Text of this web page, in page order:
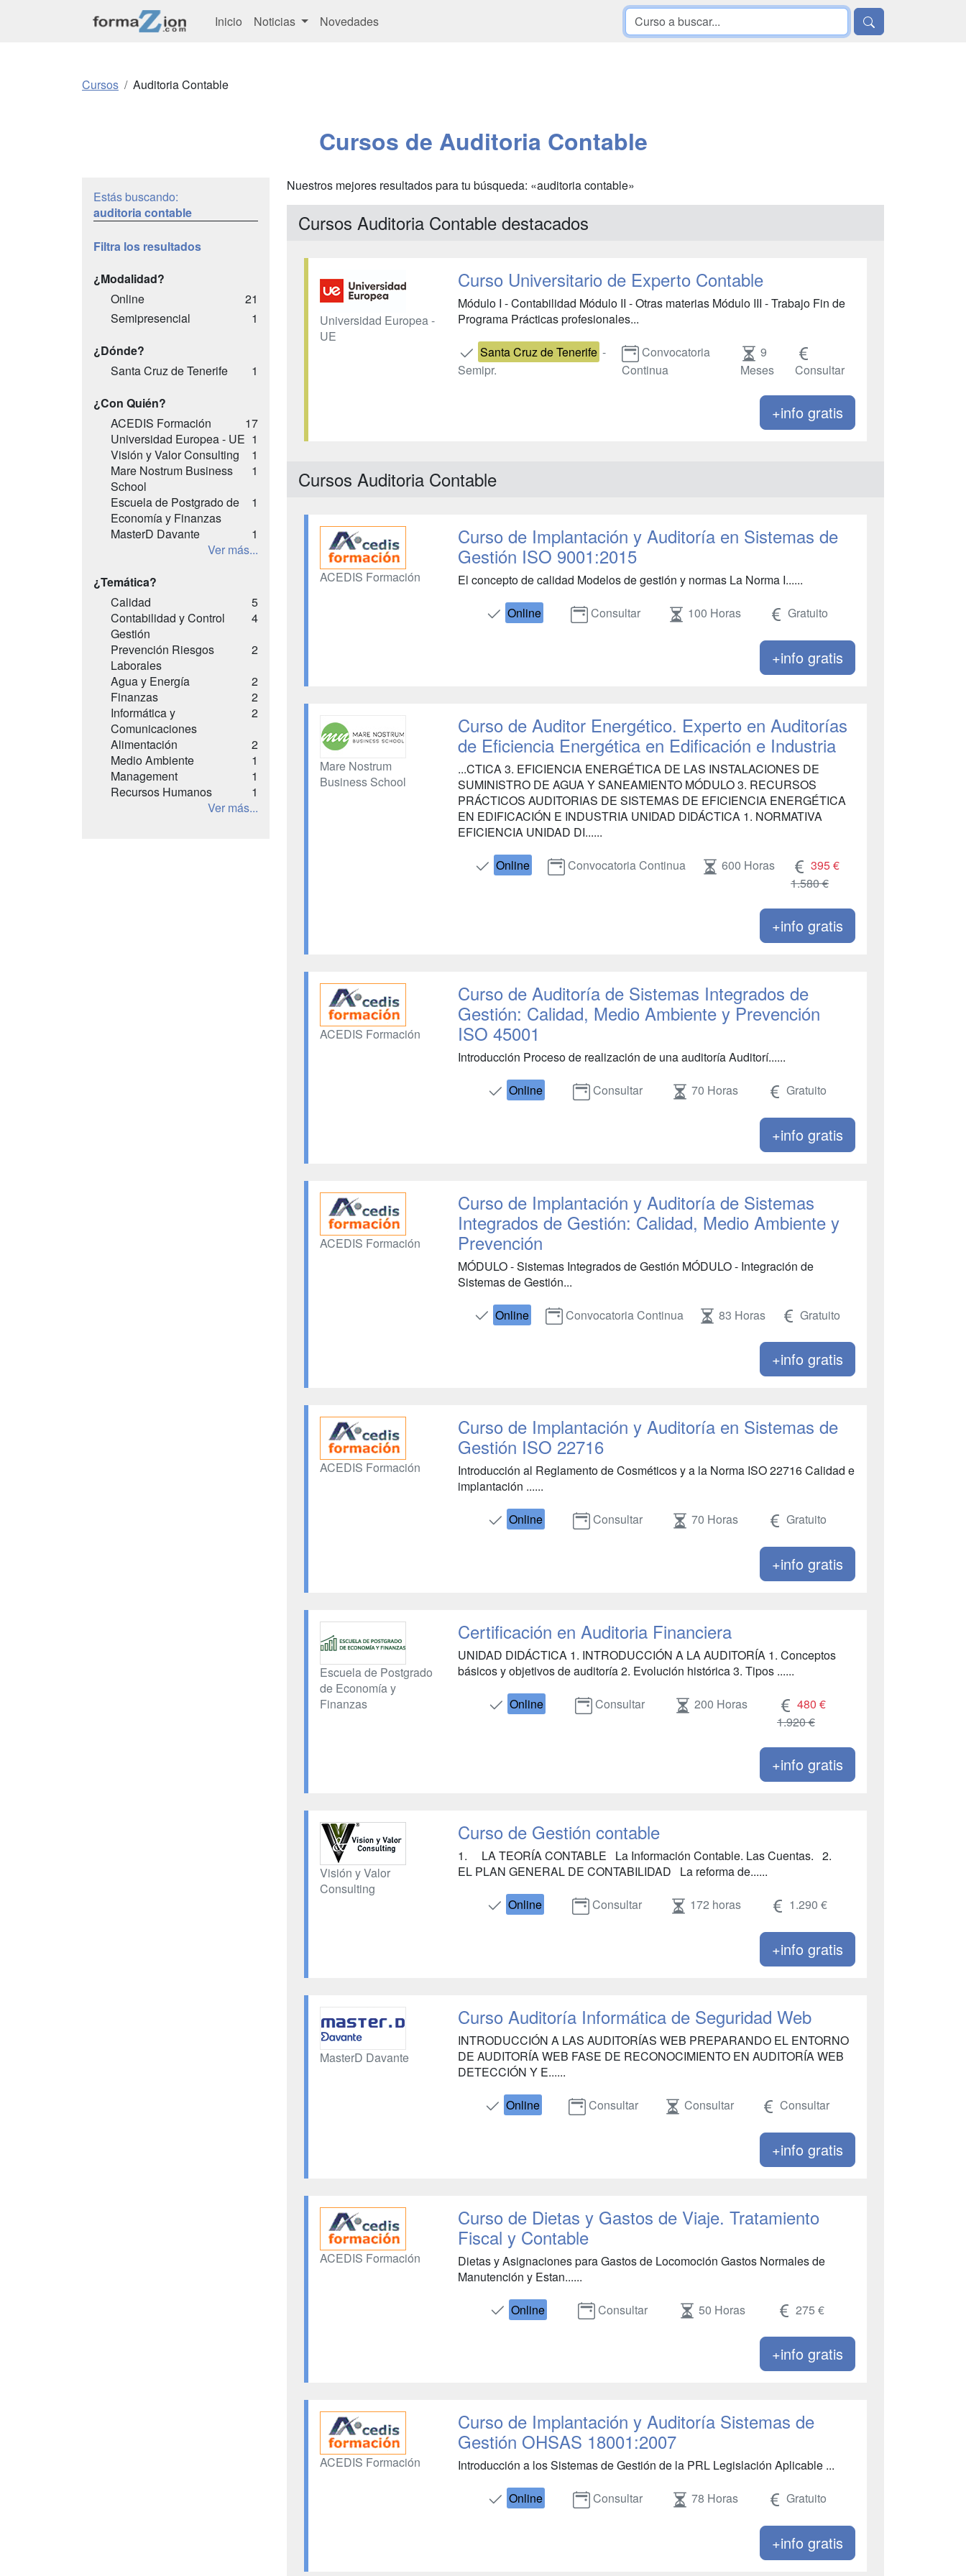
Inicio Noticias Novedades
Cursos Auditoria Contable
Cursos de Auditoria Contable
Estás buscando:
auditoria contable
Filtra los resultados
¿Modalidad?
Online
21
Semipresencial
1
¿Dónde?
Santa Cruz de Tenerife
1
¿Con Quién?
ACEDIS Formación
17
Universidad Europea - UE 1
Visión y Valor Consulting
1
Mare Nostrum Business
School
1
Escuela de Postgrado de
Economía y Finanzas
1
MasterD Davante
1
Ver más...
¿Temática?
Calidad
5
Contabilidad y Control
Gestión
4
Prevención Riesgos
Laborales
2
Agua y Energía
2
Finanzas
2
Informática y
Comunicaciones
2
Alimentación
2
Medio Ambiente
1
Management
1
Recursos Humanos
1
Ver más...
Nuestros mejores resultados para tu búsqueda: «auditoria contable»
Cursos Auditoria Contable destacados
Universidad Europea -
UE
Curso Universitario de Experto Contable
Módulo I - Contabilidad Módulo II - Otras materias Módulo III - Trabajo Fin de
Programa Prácticas profesionales...
Santa Cruz de Tenerife -
Semipr.
Convocatoria
Continua
9
Meses
Consultar
+info gratis
Cursos Auditoria Contable
ACEDIS Formación
Curso de Implantación y Auditoría en Sistemas de
Gestión ISO 9001:2015
El concepto de calidad Modelos de gestión y normas La Norma I......
Online
Consultar 100 Horas Gratuito
+info gratis
Mare Nostrum
Business School
Curso de Auditor Energético. Experto en Auditorías
de Eficiencia Energética en Edificación e Industria
...CTICA 3. EFICIENCIA ENERGÉTICA DE LAS INSTALACIONES DE
SUMINISTRO DE AGUA Y SANEAMIENTO MÓDULO 3. RECURSOS
PRÁCTICOS AUDITORIAS DE SISTEMAS DE EFICIENCIA ENERGÉTICA
EN EDIFICACIÓN E INDUSTRIA UNIDAD DIDÁCTICA 1. NORMATIVA
EFICIENCIA UNIDAD DI......
Online
Convocatoria Continua 600 Horas
395 €
1.580 €
+info gratis
ACEDIS Formación
Curso de Auditoría de Sistemas Integrados de
Gestión: Calidad, Medio Ambiente y Prevención
ISO 45001
Introducción Proceso de realización de una auditoría Auditorí......
Online
Consultar 70 Horas Gratuito
+info gratis
ACEDIS Formación
Curso de Implantación y Auditoría de Sistemas
Integrados de Gestión: Calidad, Medio Ambiente y
Prevención
MÓDULO - Sistemas Integrados de Gestión MÓDULO - Integración de
Sistemas de Gestión...
Online
Convocatoria Continua 83 Horas Gratuito
+info gratis
ACEDIS Formación
Curso de Implantación y Auditoría en Sistemas de
Gestión ISO 22716
Introducción al Reglamento de Cosméticos y a la Norma ISO 22716 Calidad e
implantación ......
Online
Consultar 70 Horas Gratuito
+info gratis
Escuela de Postgrado
de Economía y
Finanzas
Certificación en Auditoria Financiera
UNIDAD DIDÁCTICA 1. INTRODUCCIÓN A LA AUDITORÍA 1. Conceptos
básicos y objetivos de auditoría 2. Evolución histórica 3. Tipos ......
Online
Consultar 200 Horas
480 €
1.920 €
+info gratis
Visión y Valor
Consulting
Curso de Gestión contable
1. LA TEORÍA CONTABLE La Información Contable. Las Cuentas. 2.
EL PLAN GENERAL DE CONTABILIDAD La reforma de......
Online
Consultar 172 horas 1.290 €
+info gratis
MasterD Davante
Curso Auditoría Informática de Seguridad Web
INTRODUCCIÓN A LAS AUDITORÍAS WEB PREPARANDO EL ENTORNO
DE AUDITORÍA WEB FASE DE RECONOCIMIENTO EN AUDITORÍA WEB
DETECCIÓN Y E......
Online
Consultar Consultar Consultar
+info gratis
ACEDIS Formación
Curso de Dietas y Gastos de Viaje. Tratamiento
Fiscal y Contable
Dietas y Asignaciones para Gastos de Locomoción Gastos Normales de
Manutención y Estan......
Online
Consultar 50 Horas 275 €
+info gratis
ACEDIS Formación
Curso de Implantación y Auditoría Sistemas de
Gestión OHSAS 18001:2007
Introducción a los Sistemas de Gestión de la PRL Legislación Aplicable ...
Online
Consultar 78 Horas Gratuito
+info gratis